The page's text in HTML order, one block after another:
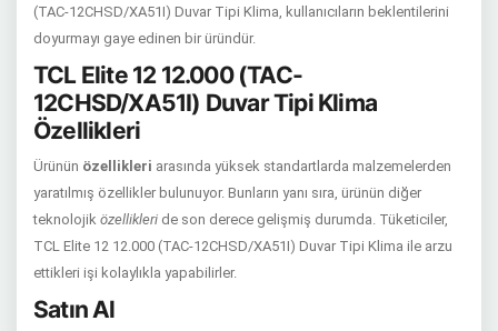
(TAC-12CHSD/XA51I) Duvar Tipi Klima, kullanıcıların beklentilerini
doyurmayı gaye edinen bir üründür.
TCL Elite 12 12.000 (TAC-
12CHSD/XA51I) Duvar Tipi Klima
Özellikleri
Ürünün özellikleri arasında yüksek standartlarda malzemelerden
yaratılmış özellikler bulunuyor. Bunların yanı sıra, ürünün diğer
teknolojik özellikleri de son derece gelişmiş durumda. Tüketiciler,
TCL Elite 12 12.000 (TAC-12CHSD/XA51I) Duvar Tipi Klima ile arzu
ettikleri işi kolaylıkla yapabilirler.
Satın Al